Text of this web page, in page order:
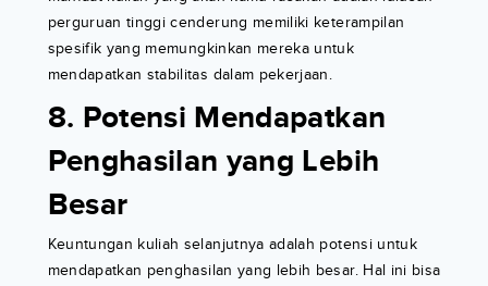
perguruan tinggi cenderung memiliki keterampilan
spesifik yang memungkinkan mereka untuk
mendapatkan stabilitas dalam pekerjaan.
8. Potensi Mendapatkan
Penghasilan yang Lebih
Besar
Keuntungan kuliah selanjutnya adalah potensi untuk
mendapatkan penghasilan yang lebih besar. Hal ini bisa